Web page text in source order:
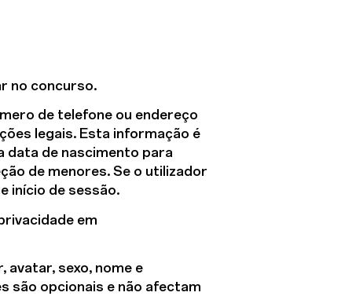
no concurso.
de telefone ou endereço
legais. Esta informação é
data de nascimento para
de menores. Se o utilizador
início de sessão.
em
sexo, nome e
são opcionais e não afectam